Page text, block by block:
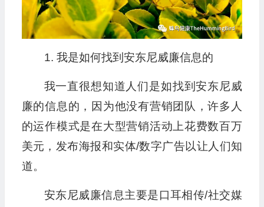
1. 我是如何找到安东尼威廉信息的
我一直很想知道人们是如找到安东尼威
廉的信息的，因为他没有营销团队，许多人
的运作模式是在大型营销活动上花费数百万
美元，发布海报和实体/数字广告以让人们知
道。
安东尼威廉信息主要是口耳相传/社交媒